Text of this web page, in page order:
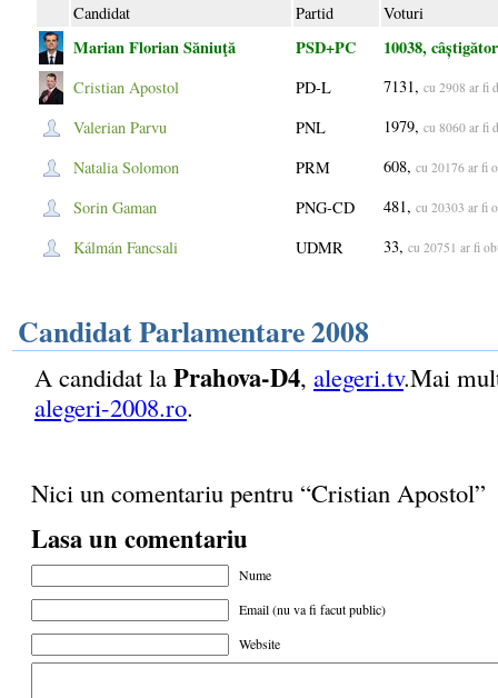
Candidat Partid Voturi
Marian Florian Săniuţă PSD+PC 10038, câștigător
Cristian Apostol PD-L 7131, cu 2908 ar fi
Valerian Parvu PNL 1979, cu 8060 ar fi
Natalia Solomon PRM 608, cu 20176 ar fi
Sorin Gaman PNG-CD 481, cu 20303 ar fi
Kálmán Fancsali UDMR 33, cu 20751 ar fi
Candidat Parlamentare 2008
A candidat la Prahova-D4, alegeri.tv.Mai
alegeri-2008.ro.
Nici un comentariu pentru “Cristian Apostol”
Lasa un comentariu
Nume
Email (nu va fi facut public)
Website